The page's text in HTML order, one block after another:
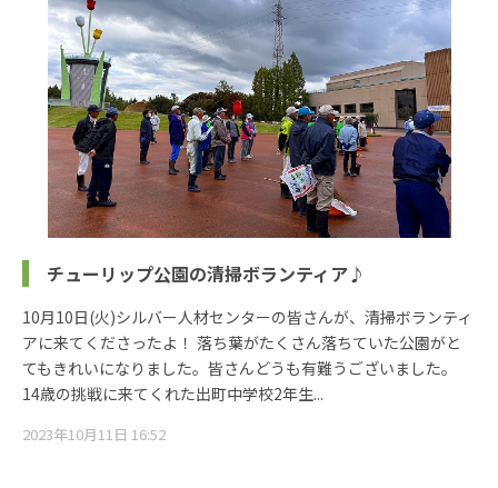
チューリップ公園の清掃ボランティア♪
10月10日(火)シルバー人材センターの皆さんが、清掃ボランティ
アに来てくださったよ！ 落ち葉がたくさん落ちていた公園がと
てもきれいになりました。皆さんどうも有難うございました。
14歳の挑戦に来てくれた出町中学校2年生...
2023年10月11日 16:52